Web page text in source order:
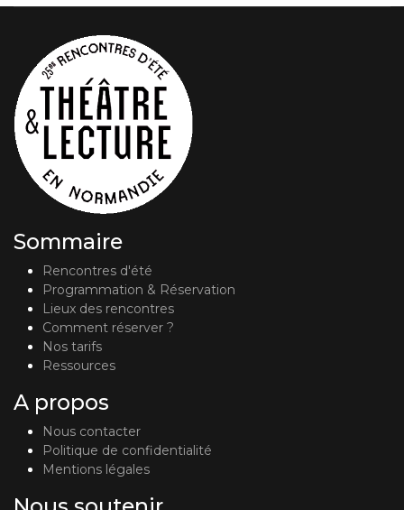
Sommaire
Rencontres d'été
Programmation & Réservation
Lieux des rencontres
Comment réserver ?
Nos tarifs
Ressources
A propos
Nous contacter
Politique de confidentialité
Mentions légales